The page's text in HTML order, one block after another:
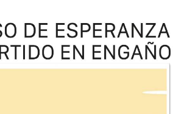
TODOS LOS SUPLEMENTOS